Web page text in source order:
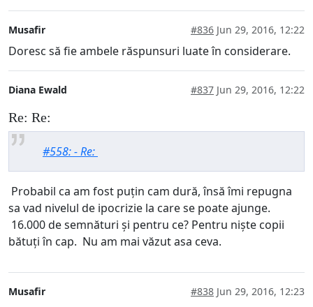
Musafir #836 Jun 29, 2016, 12:22
Doresc să fie ambele răspunsuri luate în considerare.
Diana Ewald #837 Jun 29, 2016, 12:22
Re: Re:
#558: - Re:
Probabil ca am fost puțin cam dură, însă îmi repugna
sa vad nivelul de ipocrizie la care se poate ajunge.
16.000 de semnături și pentru ce? Pentru niște copii
bătuți în cap. Nu am mai văzut asa ceva.
Musafir #838 Jun 29, 2016, 12:23